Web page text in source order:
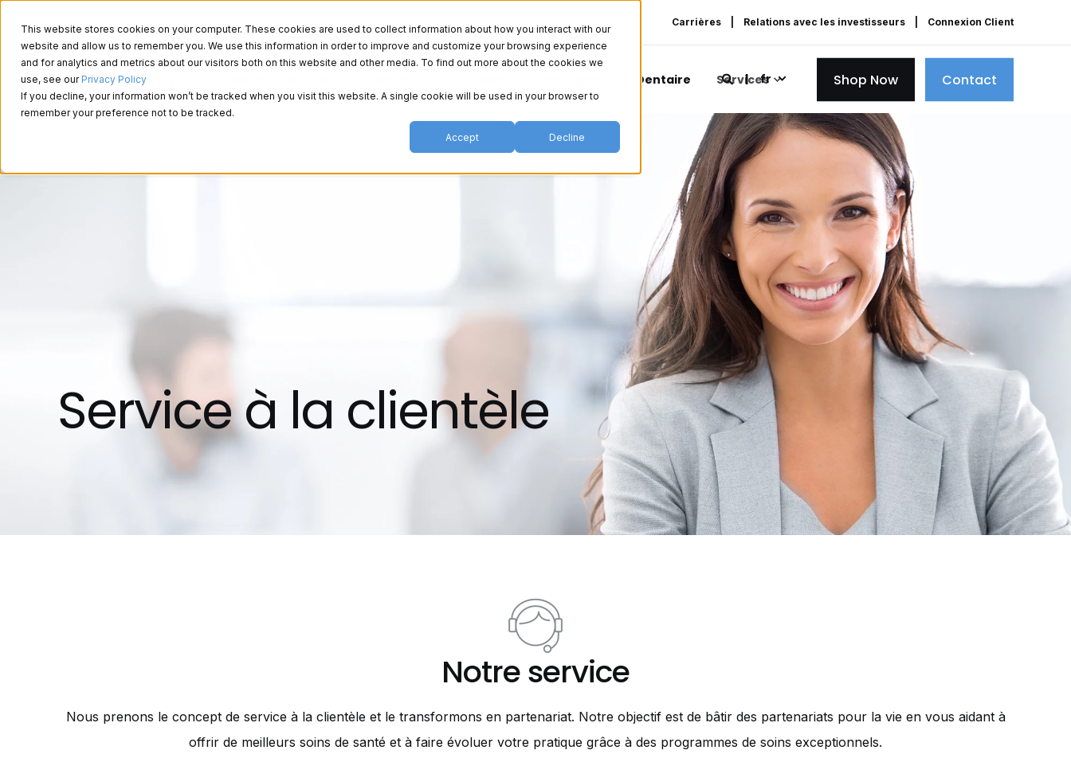
This website stores cookies on your computer. These cookies are used to collect information about how you interact with our
website and allow us to remember you. We use this information in order to improve and customize your browsing experience
and for analytics and metrics about our visitors both on this website and other media. To find out more about the cookies we
use, see our Privacy Policy
If you decline, your information won’t be tracked when you visit this website. A single cookie will be used in your browser to
remember your preference not to be tracked.
Accept Decline
Carrières Relations avec les investisseurs Connexion Client
Dentaire Services
fr Shop Now Contact
Service à la clientèle
Notre service
Nous prenons le concept de service à la clientèle et le transformons en partenariat. Notre objectif est de bâtir des partenariats pour la vie en vous aidant à
offrir de meilleurs soins de santé et à faire évoluer votre pratique grâce à des programmes de soins exceptionnels.